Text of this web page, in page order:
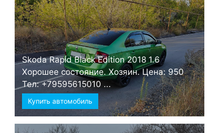
Skoda Rapid Black Edition 2018 1.6
Хорошее состояние. Хозяин. Цена: 950
Тел: +79595615010 ...
Купить автомобиль